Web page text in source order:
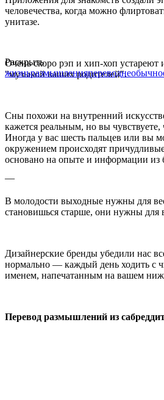
человечества, когда можно
унитазе.
Очень скоро рэп и хип-хоп устареют
"музыкой ваших родителей".
Сны похожи на внутренний
кажется реальным, но вы чувствуете,
Иногда у вас шесть пальцев или вы
окружением происходят
основано на опыте и информации из
В молодости выходные нужны для
становишься старше, они нужны для
Дизайнерские бренды убедили нас
нормально — каждый день ходить с
именем, напечатанным на вашем
Перевод размышлений из
Раскрыть
жизньразмышленияперевод
—